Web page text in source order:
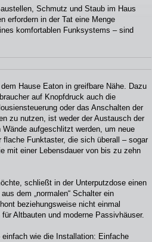
Schmutz und Staub im Haus
erfordern in der Tat eine Menge
komfortablen Funksystems – sind
Hause Eaton in greifbare Nähe. Dazu
auf Knopfdruck auch die
oder das Anschalten der
zu nutzen, ist weder der Austausch der
aufgeschlitzt werden, um neue
Funktaster, die sich überall – sogar
mit einer Lebensdauer von bis zu zehn
schließt in der Unterputzdose einen
dem „normalen“ Schalter ein
beziehungsweise nicht einmal
Altbauten und moderne Passivhäuser.
wie die Installation: Einfache